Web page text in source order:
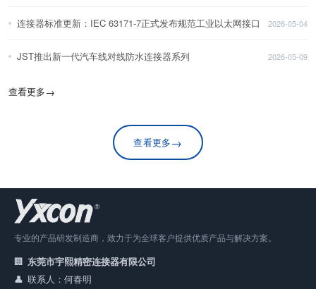
连接器标准更新：IEC 63171-7正式发布规范工业以太网接口 2026-05-04
JST推出新一代汽车线对线防水连接器系列 2026-05-09
查看更多→
查看更多→
专业的产品研发制造商，致力于为全球客户提供优质产品与解决方案。
东莞市宇熙精密连接器有限公司
联系人：何春明